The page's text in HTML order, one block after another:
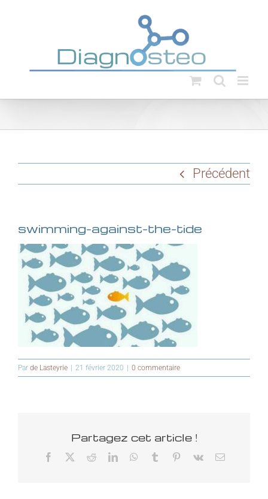
Précédent
swimming-against-the-tide
Par de Lasteyrie 21 février 2020 0 commentaire
Partagez cet article !
Facebook RedditLinkedInWhatsApp
Tumblr Pinterest
Vk Email